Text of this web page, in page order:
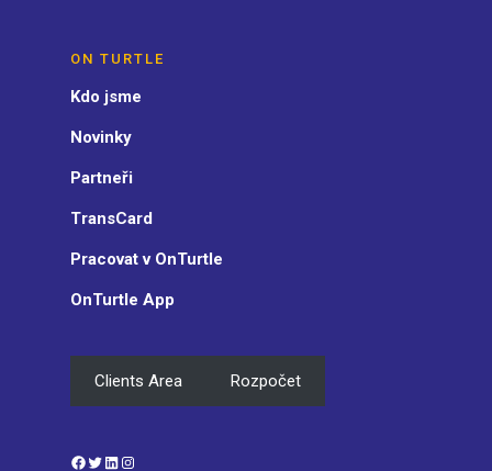
ON TURTLE
Kdo jsme
Novinky
Partneři
TransCard
Pracovat v OnTurtle
OnTurtle App
Clients Area Rozpočet
Facebook
TwitterLinkedIn